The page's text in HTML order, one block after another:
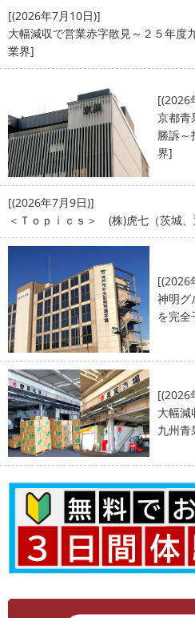
[(2026年7月10日)]
大幅減収で営業赤字散見～２５年
業界]
[(2026
京都青
勝訴
界]
[(2026年7月9日)]
＜Ｔｏｐｉｃｓ＞ (株)虎七（茨城、
[(2026
神明グ
を完
[(2026
大幅減
九州